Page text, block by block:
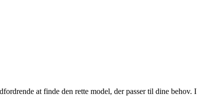
at finde den rette model, der passer til dine behov. I